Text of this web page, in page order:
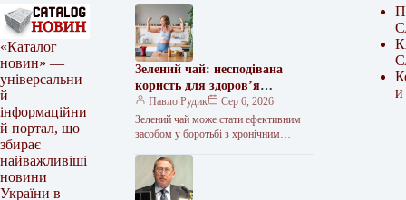
«Каталог
новин» —
універсальни
й
інформаційни
й портал, що
збирає
найважливіші
новини
України в
Зелений чай: несподівана
користь для здоров’я
відкрита науковцями
Павло Рудик
Сер 6, 2026
Зелений чай може стати ефективним
засобом у боротьбі з хронічним
розвитку небезпечних захворювань.
Вчені розповіли,…
и